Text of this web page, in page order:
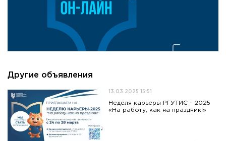
Другие объявления
13.03.2025 15:51
Неделя карьеры РГУТИС - 2025
«На работу, как на праздник!»